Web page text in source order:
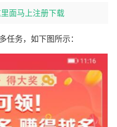
面马上注册下载
任务，如下图所示：